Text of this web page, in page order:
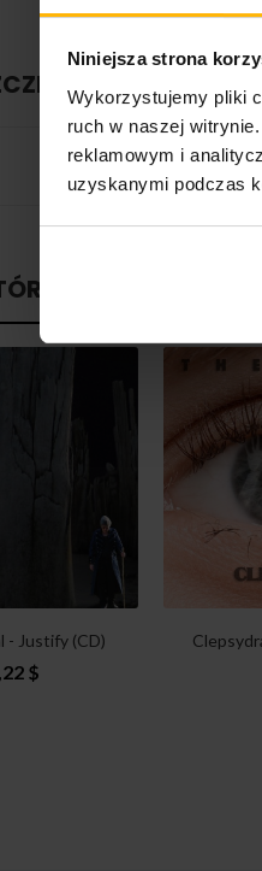
Niniejsza strona
Wykorzystujemy pliki
ruch w naszej
reklamowym i
uzyskanymi podczas
PRODUKTU
ZAKUPILI TEN
- Justify (CD)
$